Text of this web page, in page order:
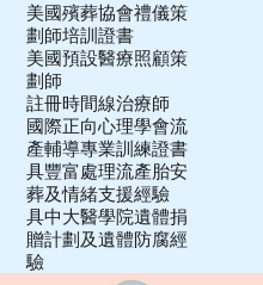
美國殯葬協會禮儀策
劃師培訓證書
美國預設醫療照顧策
劃師
註冊時間線治療師
國際正向心理學會流
產輔導專業訓練證書
具豐富處理流產胎安
葬及情緒支援經驗
具中大醫學院遺體捐
贈計劃及遺體防腐經
驗